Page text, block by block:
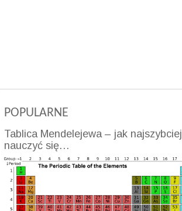
POPULARNE
Tablica Mendelejewa – jak najszybciej
nauczyć się…